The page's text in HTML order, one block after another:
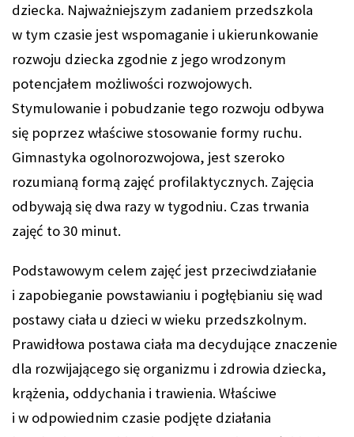
dziecka. Najważniejszym zadaniem przedszkola
w tym czasie jest wspomaganie i ukierunkowanie
rozwoju dziecka zgodnie z jego wrodzonym
potencjałem możliwości rozwojowych.
Stymulowanie i pobudzanie tego rozwoju odbywa
się poprzez właściwe stosowanie formy ruchu.
Gimnastyka ogolnorozwojowa, jest szeroko
rozumianą formą zajęć profilaktycznych. Zajęcia
odbywają się dwa razy w tygodniu. Czas trwania
zajęć to 30 minut.
Podstawowym celem zajęć jest przeciwdziałanie
i zapobieganie powstawianiu i pogłębianiu się wad
postawy ciała u dzieci w wieku przedszkolnym.
Prawidłowa postawa ciała ma decydujące znaczenie
dla rozwijającego się organizmu i zdrowia dziecka,
krążenia, oddychania i trawienia. Właściwe
i w odpowiednim czasie podjęte działania